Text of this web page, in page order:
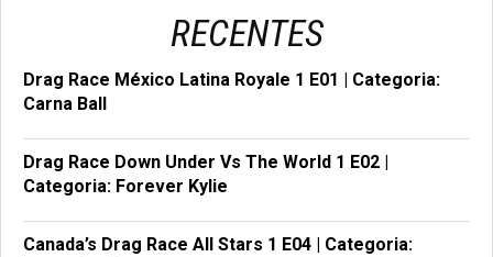
RECENTES
Drag Race México Latina Royale 1 E01 | Categoria:
Carna Ball
Drag Race Down Under Vs The World 1 E02 |
Categoria: Forever Kylie
Canada’s Drag Race All Stars 1 E04 | Categoria: